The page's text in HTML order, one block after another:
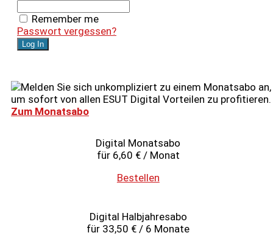
Remember me
Passwort vergessen?
Melden Sie sich unkompliziert zu einem Monatsabo an,
um sofort von allen ESUT Digital Vorteilen zu profitieren.
Zum Monatsabo
Digital Monatsabo
für 6,60 € / Monat
Bestellen
Digital Halbjahresabo
für 33,50 € / 6 Monate